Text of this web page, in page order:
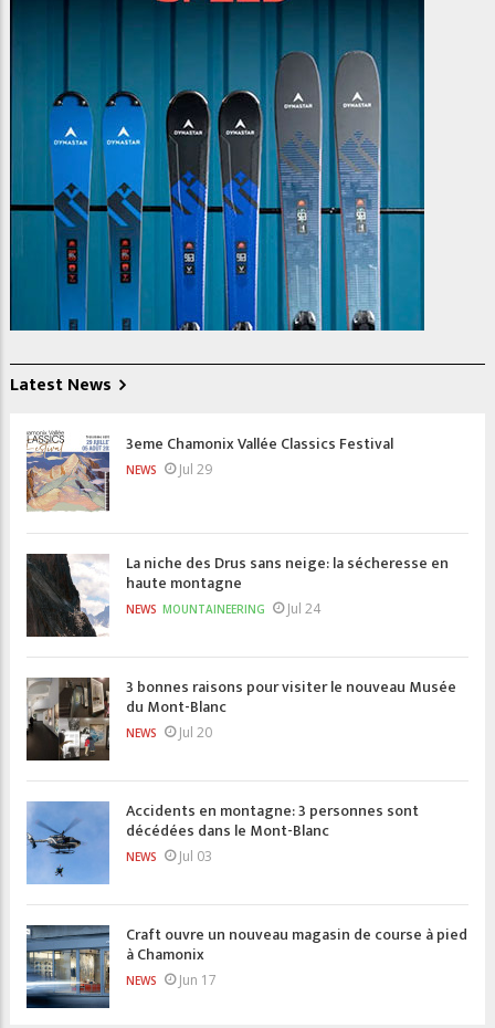
Latest News
3eme Chamonix Vallée Classics Festival
NEWS Jul 29
La niche des Drus sans neige: la sécheresse en
haute montagne
NEWS MOUNTAINEERING Jul 24
3 bonnes raisons pour visiter le nouveau Musée
du Mont-Blanc
NEWS Jul 20
Accidents en montagne: 3 personnes sont
décédées dans le Mont-Blanc
NEWS Jul 03
Craft ouvre un nouveau magasin de course à pied
à Chamonix
NEWS Jun 17